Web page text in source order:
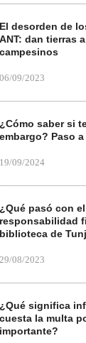
El desorden de
ANT: dan tierras
campesinos
06/09/2023
¿Cómo saber si
embargo? Paso
19/09/2024
¿Qué pasó con
responsabilidad
biblioteca de
29/08/2023
¿Qué significa
cuesta la multa
importante?